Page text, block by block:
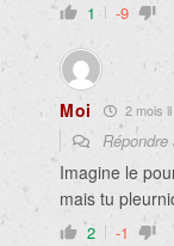
1 -9
Moi 2 mois
Répondre
Imagine le
mais tu
2 -1